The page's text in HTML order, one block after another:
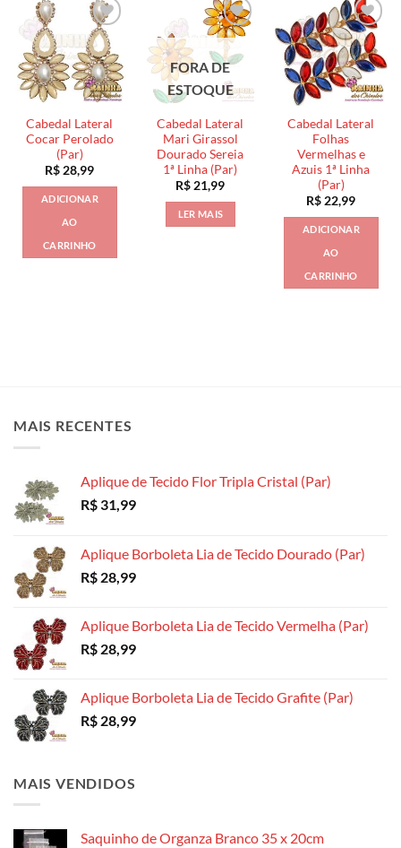
Cabedal Lateral
Cocar Perolado
(Par)
R$28,99
ADICIONAR
AO
CARRINHO
FORA DE
ESTOQUE
Cabedal Lateral
Mari Girassol
Dourado Sereia
1ª Linha (Par)
R$21,99
LER MAIS
Cabedal Lateral
Folhas
Vermelhas e
Azuis 1ª Linha
(Par)
R$22,99
ADICIONAR
AO
CARRINHO
MAIS RECENTES
Aplique de Tecido Flor Tripla Cristal (Par)
R$ 31,99
Aplique Borboleta Lia de Tecido Dourado (Par)
R$ 28,99
Aplique Borboleta Lia de Tecido Vermelha (Par)
R$ 28,99
Aplique Borboleta Lia de Tecido Grafite (Par)
R$ 28,99
MAIS VENDIDOS
Saquinho de Organza Branco 35 x 20cm